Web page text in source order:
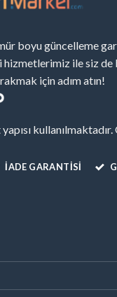
boyu güncelleme
hizmetlerimiz ile siz
için adım atın!
kullanılmaktadır.
İADE GARANTİSİ